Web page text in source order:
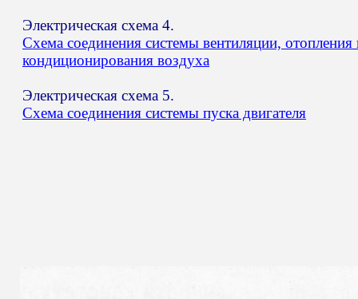
Электрическая схема 4.
Схема соединения системы вентиляции, отопления
кондиционирования воздуха
Электрическая схема 5.
Схема соединения системы пуска двигателя